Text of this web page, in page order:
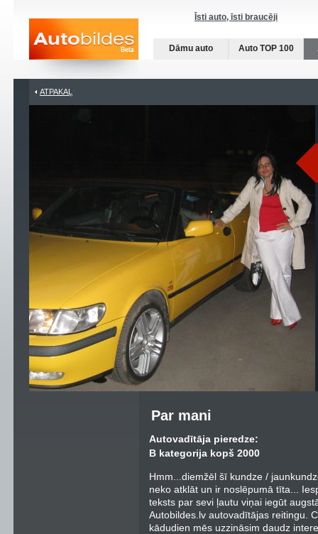
Īsti auto, īsti braucēji
Dāmu auto Auto TOP 100
ATPAKAĻ
Par mani
Autovadītāja pieredze:
B kategorija kopš 2000
Hmm...diemžēl šī kundze /
neko atklāt un ir noslēpumā tīta...
teksts par sevi ļautu viņai iegūt
Autobildes.lv autovadītājas reitingu.
kādudien mēs uzzināsim daudz